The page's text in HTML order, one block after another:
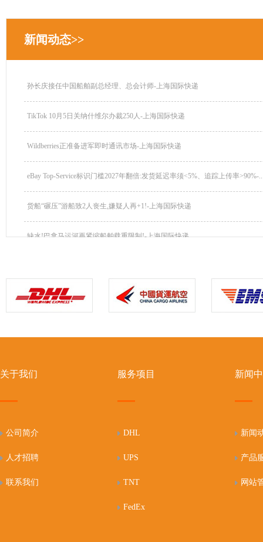
新闻动态>>
孙长庆接任中国船舶副总经理、总会计师-上海国际快递
TikTok 10月5日关纳什维尔办裁250人-上海国际快递
Wildberries正准备进军即时通讯市场-上海国际快递
eBay Top-Service标识门槛2027年翻倍:发货延迟率须<5%、追踪上传率>90%-
货船“碾压”游船致2人丧生,嫌疑人再+1!-上海国际快递
缺水!巴拿马运河再紧缩船舶载重限制!-上海国际快递
关于我们
公司简介
人才招聘
联系我们
服务项目
DHL
UPS
TNT
FedEx
新闻
新闻
产品
网站